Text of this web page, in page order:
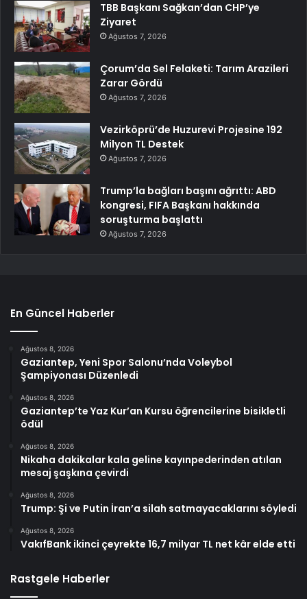
TBB Başkanı Sağkan’dan CHP’ye
Ziyaret
Ağustos 7, 2026
Çorum’da Sel Felaketi: Tarım Arazileri
Zarar Gördü
Ağustos 7, 2026
Vezirköprü’de Huzurevi Projesine 192
Milyon TL Destek
Ağustos 7, 2026
Trump’la bağları başını ağrıttı: ABD
kongresi, FIFA Başkanı hakkında
soruşturma başlattı
Ağustos 7, 2026
En Güncel Haberler
Ağustos 8, 2026
Gaziantep, Yeni Spor Salonu’nda Voleybol
Şampiyonası Düzenledi
Ağustos 8, 2026
Gaziantep’te Yaz Kur’an Kursu öğrencilerine bisikletli
ödül
Ağustos 8, 2026
Nikaha dakikalar kala geline kayınpederinden atılan
mesaj şaşkına çevirdi
Ağustos 8, 2026
Trump: Şi ve Putin İran’a silah satmayacaklarını söyledi
Ağustos 8, 2026
VakıfBank ikinci çeyrekte 16,7 milyar TL net kâr elde etti
Rastgele Haberler